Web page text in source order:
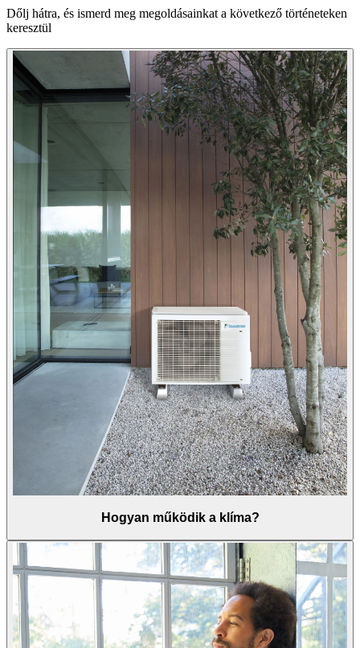
Dőlj hátra, és ismerd meg megoldásainkat a következő történeteken
keresztül
Hogyan működik a klíma?